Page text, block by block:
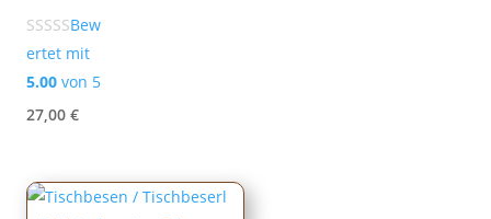
Bew
ertet mit
5.00 von 5
27,00 €